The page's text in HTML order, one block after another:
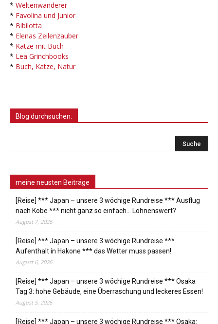
* Weltenwanderer
* Favolina und Junior
* Bibilotta
* Elenas Zeilenzauber
* Katze mit Buch
* Lea Grinchbooks
* Buch, Katze, Natur
Blog durchsuchen:
meine neusten Beiträge
[Reise] *** Japan – unsere 3 wöchige Rundreise *** Ausflug
nach Kobe *** nicht ganz so einfach… Lohnenswert?
August 7, 2026
[Reise] *** Japan – unsere 3 wöchige Rundreise ***
Aufenthalt in Hakone *** das Wetter muss passen!
August 6, 2026
[Reise] *** Japan – unsere 3 wöchige Rundreise *** Osaka
Tag 3: hohe Gebäude, eine Überraschung und leckeres Essen!
August 5, 2026
[Reise] *** Japan – unsere 3 wöchige Rundreise *** Osaka: